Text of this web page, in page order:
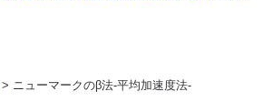
> ニューマークのβ法-平均加速度法-